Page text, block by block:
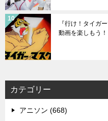
『行け！タイガ
動画を楽しもう！
カテゴリー
アニソン (668)